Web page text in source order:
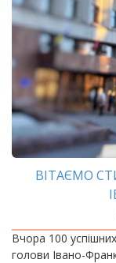
ВІТАЄМО
Вчора 100
голови Івано-